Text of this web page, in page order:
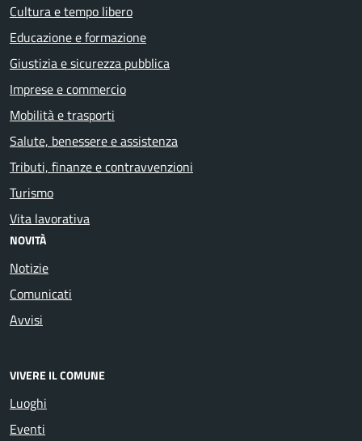
Cultura e tempo libero
Educazione e formazione
Giustizia e sicurezza pubblica
Imprese e commercio
Mobilità e trasporti
Salute, benessere e assistenza
Tributi, finanze e contravvenzioni
Turismo
Vita lavorativa
NOVITÀ
Notizie
Comunicati
Avvisi
VIVERE IL COMUNE
Luoghi
Eventi